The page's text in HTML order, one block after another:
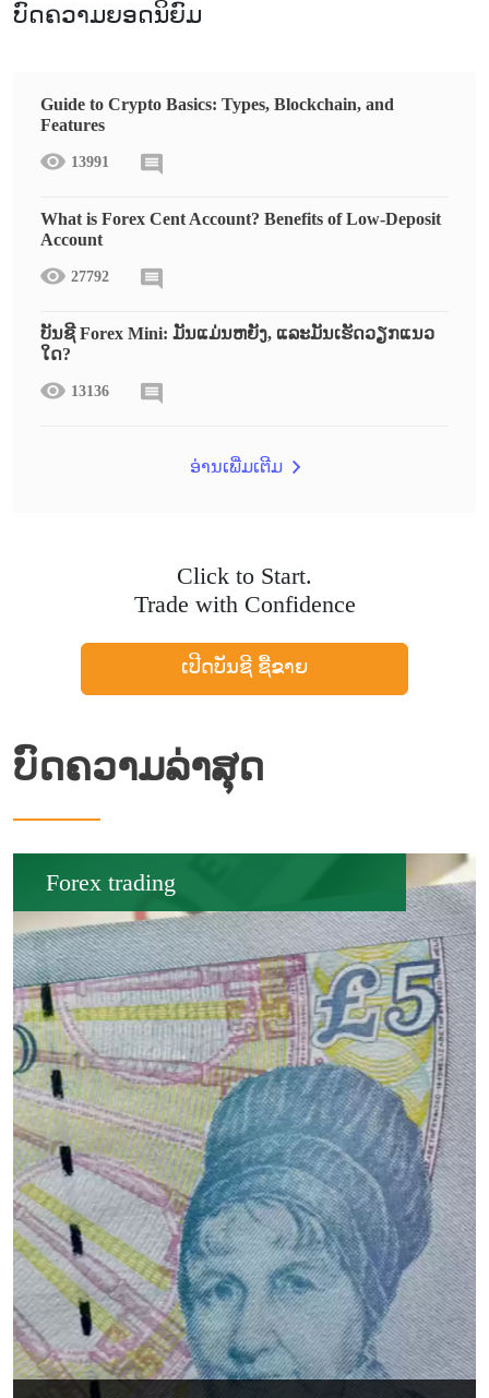
ບົດຄວາມຍອດນິຍົມ
Guide to Crypto Basics: Types, Blockchain, and
Features
13991
What is Forex Cent Account? Benefits of Low-Deposit
Account
27792
ບັນຊີ Forex Mini: ມັນແມ່ນຫຍັງ, ແລະມັນເຮັດວຽກແນວ
ໃດ?
13136
ອ່ານເພີ່ມເຕີມ
Click to Start.
Trade with Confidence
ເປີດບັນຊີ ຊື້ຂາຍ
ບົດຄວາມລ່າສຸດ
Forex trading